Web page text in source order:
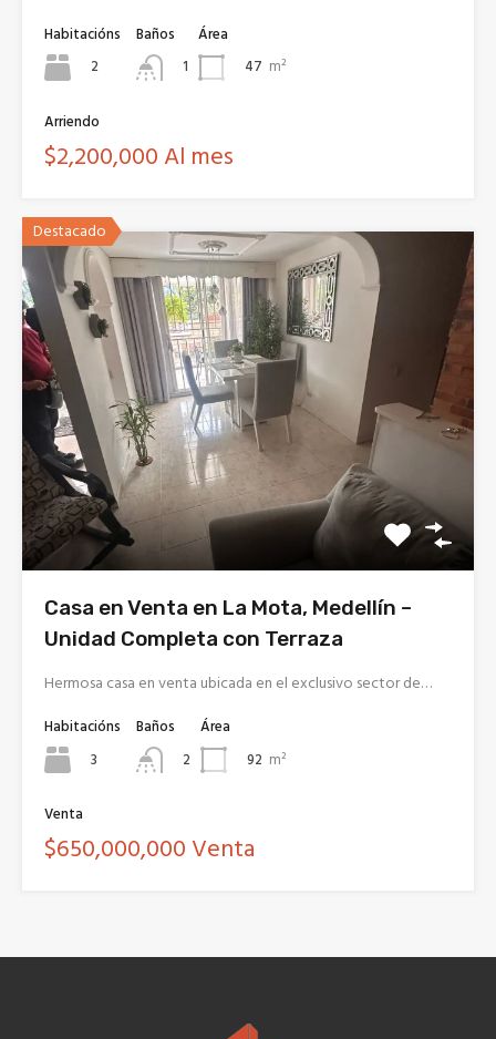
Habitacións
2
Baños
1
Área
47 m²
Arriendo
$2,200,000 Al mes
Destacado
Casa en Venta en La Mota, Medellín –
Unidad Completa con Terraza
Hermosa casa en venta ubicada en el exclusivo sector de…
Habitacións
3
Baños
2
Área
92 m²
Venta
$650,000,000 Venta